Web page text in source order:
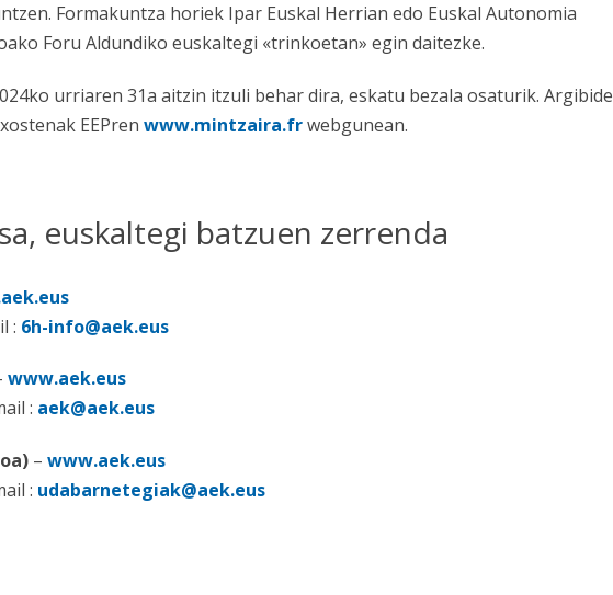
Formakuntza horiek Ipar Euskal Herrian edo Euskal Autonomia
Foru Aldundiko euskaltegi «trinkoetan» egin daitezke.
urriaren 31a aitzin itzuli behar dira, eskatu bezala osaturik. Argibide
EEPren www.mintzaira.frwebgunean.
euskaltegi batzuen zerrenda
: 6h-info@aek.eus
www.aek.eus
: aek@aek.eus
– www.aek.eus
: udabarnetegiak@aek.eus